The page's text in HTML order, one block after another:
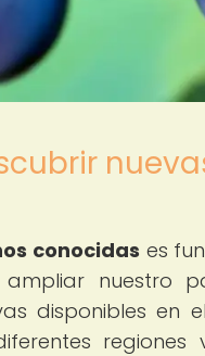
conocidas es
nuestro
disponibles